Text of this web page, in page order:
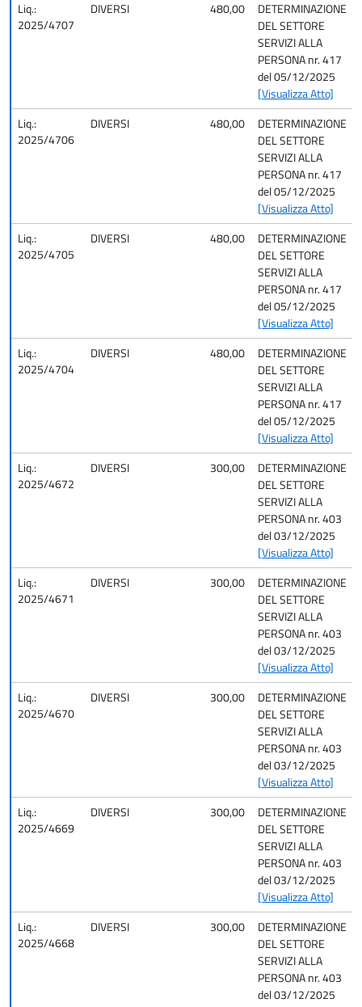
Liq.:
2025/4707
DIVERSI 480,00
DETERMINAZIONE
DEL SETTORE
SERVIZI ALLA
PERSONA nr. 417
del 05/12/2025
[Visualizza Atto]
Liq.:
2025/4706
DIVERSI 480,00
DETERMINAZIONE
DEL SETTORE
SERVIZI ALLA
PERSONA nr. 417
del 05/12/2025
[Visualizza Atto]
Liq.:
2025/4705
DIVERSI 480,00
DETERMINAZIONE
DEL SETTORE
SERVIZI ALLA
PERSONA nr. 417
del 05/12/2025
[Visualizza Atto]
Liq.:
2025/4704
DIVERSI 480,00
DETERMINAZIONE
DEL SETTORE
SERVIZI ALLA
PERSONA nr. 417
del 05/12/2025
[Visualizza Atto]
Liq.:
2025/4672
DIVERSI 300,00
DETERMINAZIONE
DEL SETTORE
SERVIZI ALLA
PERSONA nr. 403
del 03/12/2025
[Visualizza Atto]
Liq.:
2025/4671
DIVERSI 300,00
DETERMINAZIONE
DEL SETTORE
SERVIZI ALLA
PERSONA nr. 403
del 03/12/2025
[Visualizza Atto]
Liq.:
2025/4670
DIVERSI 300,00
DETERMINAZIONE
DEL SETTORE
SERVIZI ALLA
PERSONA nr. 403
del 03/12/2025
[Visualizza Atto]
Liq.:
2025/4669
DIVERSI 300,00
DETERMINAZIONE
DEL SETTORE
SERVIZI ALLA
PERSONA nr. 403
del 03/12/2025
[Visualizza Atto]
Liq.:
2025/4668
DIVERSI 300,00
DETERMINAZIONE
DEL SETTORE
SERVIZI ALLA
PERSONA nr. 403
del 03/12/2025